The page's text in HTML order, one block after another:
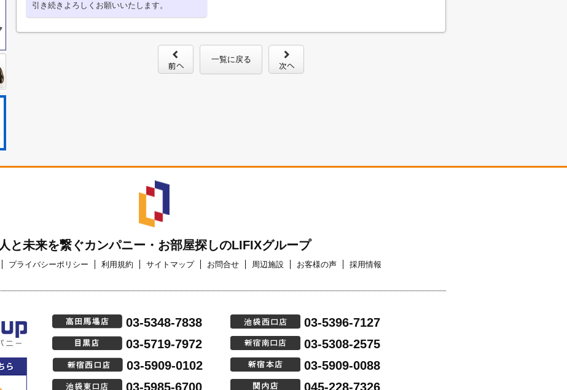
引き続きよろしくお願いいたします。
一覧に戻る
人と未来を繋ぐカンパニー・お部屋探しのLIFIXグループ
プライバシーポリシー 利用規約 サイトマップ お問合せ 周辺施設 お客様の声 採用情報
03-5348-7838
03-5719-7972
03-5909-0102
03-5985-6700
03-5396-7127
03-5308-2575
03-5909-0088
045-228-7326